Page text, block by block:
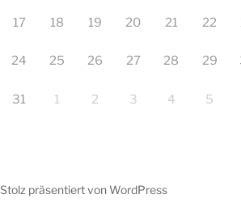
17 18 19 20 21 22
24 25 26 27 28 29
31 1 2 3 4 5
Stolz präsentiert von WordPress